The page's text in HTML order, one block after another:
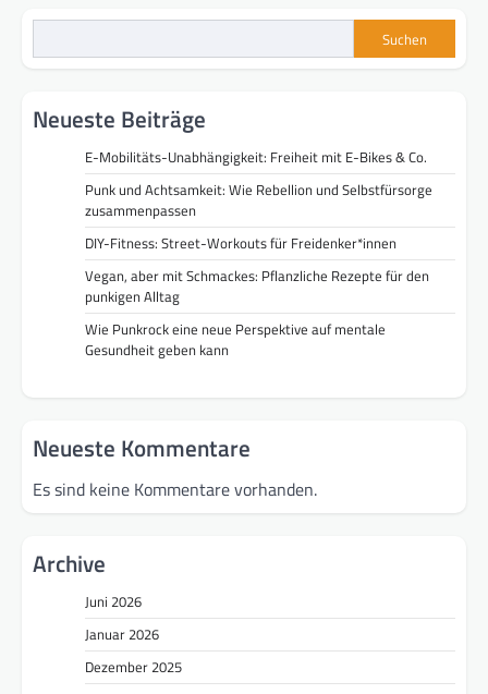
Suchen
Neueste Beiträge
E-Mobilitäts-Unabhängigkeit: Freiheit mit E-Bikes & Co.
Punk und Achtsamkeit: Wie Rebellion und Selbstfürsorge
zusammenpassen
DIY-Fitness: Street-Workouts für Freidenker*innen
Vegan, aber mit Schmackes: Pflanzliche Rezepte für den
punkigen Alltag
Wie Punkrock eine neue Perspektive auf mentale
Gesundheit geben kann
Neueste Kommentare
Es sind keine Kommentare vorhanden.
Archive
Juni 2026
Januar 2026
Dezember 2025